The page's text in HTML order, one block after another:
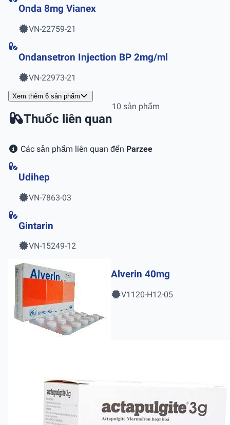
Onda 8mg Vianex
VN-22759-21
Ondansetron Injection BP 2mg/ml
VN-22973-21
Xem thêm 6 sản phẩm
Thuốc liên quan
10 sản phẩm
Các sản phẩm liên quan đến Parzee
Udihep
VN-7863-03
Gintarin
VN-15249-12
Alverin 40mg
V1120-H12-05